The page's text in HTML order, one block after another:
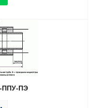
ППУ-ПЭ